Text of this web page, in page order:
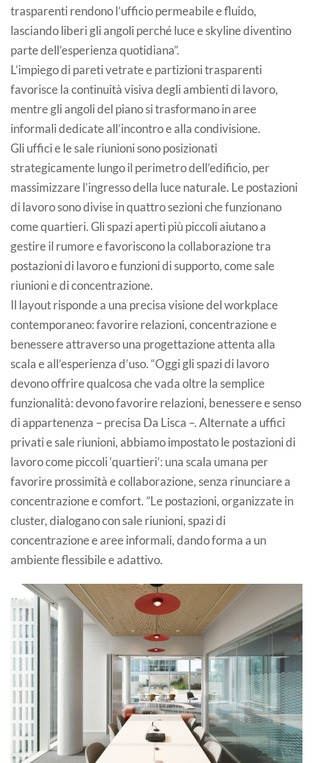
trasparenti rendono l’ufficio permeabile e fluido,
lasciando liberi gli angoli perché luce e skyline diventino
parte dell’esperienza quotidiana”.
L’impiego di pareti vetrate e partizioni trasparenti
favorisce la continuità visiva degli ambienti di lavoro,
mentre gli angoli del piano si trasformano in aree
informali dedicate all’incontro e alla condivisione.
Gli uffici e le sale riunioni sono posizionati
strategicamente lungo il perimetro dell’edificio, per
massimizzare l’ingresso della luce naturale. Le postazioni
di lavoro sono divise in quattro sezioni che funzionano
come quartieri. Gli spazi aperti più piccoli aiutano a
gestire il rumore e favoriscono la collaborazione tra
postazioni di lavoro e funzioni di supporto, come sale
riunioni e di concentrazione.
Il layout risponde a una precisa visione del workplace
contemporaneo: favorire relazioni, concentrazione e
benessere attraverso una progettazione attenta alla
scala e all’esperienza d’uso. “Oggi gli spazi di lavoro
devono offrire qualcosa che vada oltre la semplice
funzionalità: devono favorire relazioni, benessere e senso
di appartenenza – precisa Da Lisca –. Alternate a uffici
privati e sale riunioni, abbiamo impostato le postazioni di
lavoro come piccoli ‘quartieri’: una scala umana per
favorire prossimità e collaborazione, senza rinunciare a
concentrazione e comfort. ”Le postazioni, organizzate in
cluster, dialogano con sale riunioni, spazi di
concentrazione e aree informali, dando forma a un
ambiente flessibile e adattivo.